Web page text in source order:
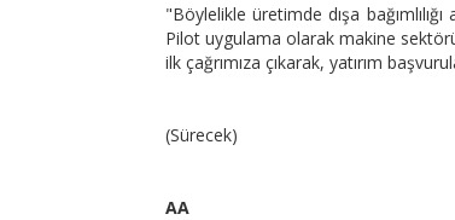
"Böylelikle üretimde dışa
Pilot uygulama olarak makine
ilk çağrımıza çıkarak, yatırım
(Sürecek)
AA